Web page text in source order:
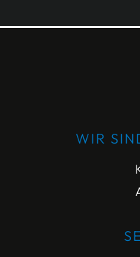
WIR